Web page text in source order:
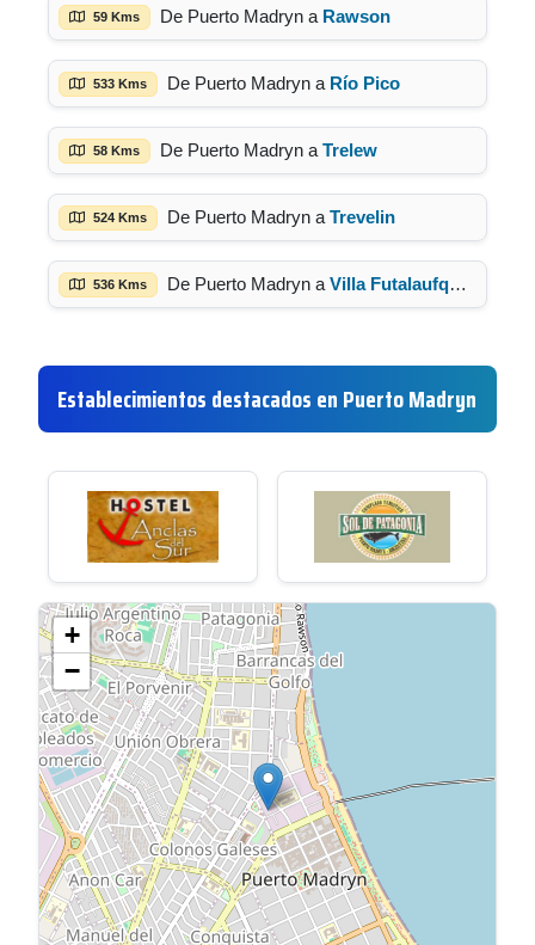
59 Kms De Puerto Madryn a Rawson
533 Kms De Puerto Madryn a Río Pico
58 Kms De Puerto Madryn a Trelew
524 Kms De Puerto Madryn a Trevelin
536 Kms De Puerto Madryn a Villa Futalaufquen
Establecimientos destacados en Puerto Madryn
+
−